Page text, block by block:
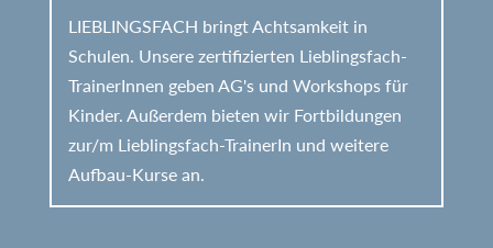
LIEBLINGSFACH bringt Achtsamkeit in
Schulen. Unsere zertifizierten Lieblingsfach-
TrainerInnen geben AG's und Workshops für
Kinder. Außerdem bieten wir Fortbildungen
zur/m Lieblingsfach-TrainerIn und weitere
Aufbau-Kurse an.